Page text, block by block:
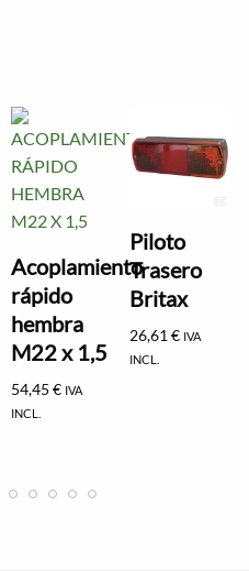
Acoplamiento
rápido
hembra
M22 x 1,5
54,45€ IVA
INCL.
Piloto
Trasero
Britax
26,61€ IVA
INCL.